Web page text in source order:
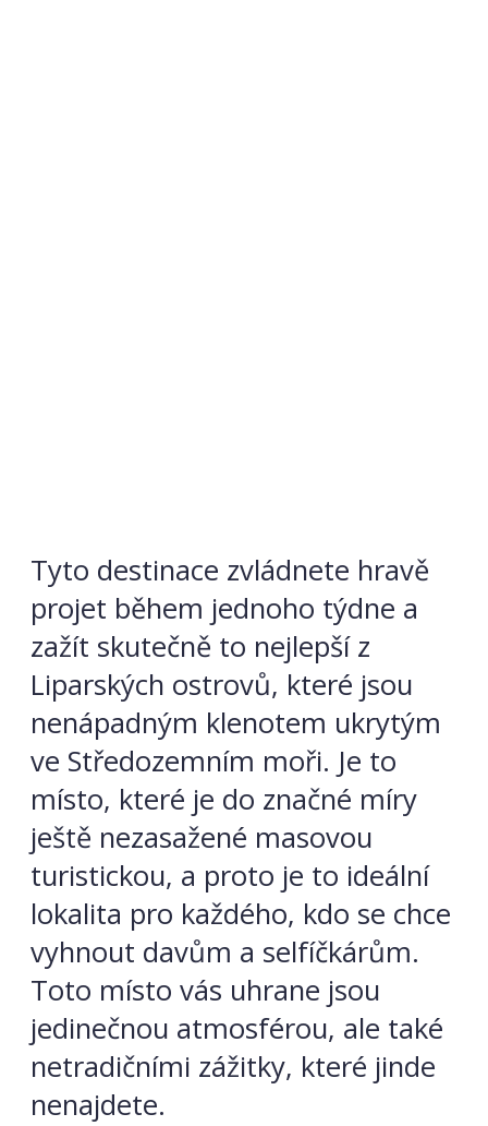
Tyto destinace zvládnete hravě
projet během jednoho týdne a
zažít skutečně to nejlepší z
Liparských ostrovů, které jsou
nenápadným klenotem ukrytým
ve Středozemním moři. Je to
místo, které je do značné míry
ještě nezasažené masovou
turistickou, a proto je to ideální
lokalita pro každého, kdo se chce
vyhnout davům a selfíčkárům.
Toto místo vás uhrane jsou
jedinečnou atmosférou, ale také
netradičními zážitky, které jinde
nenajdete.